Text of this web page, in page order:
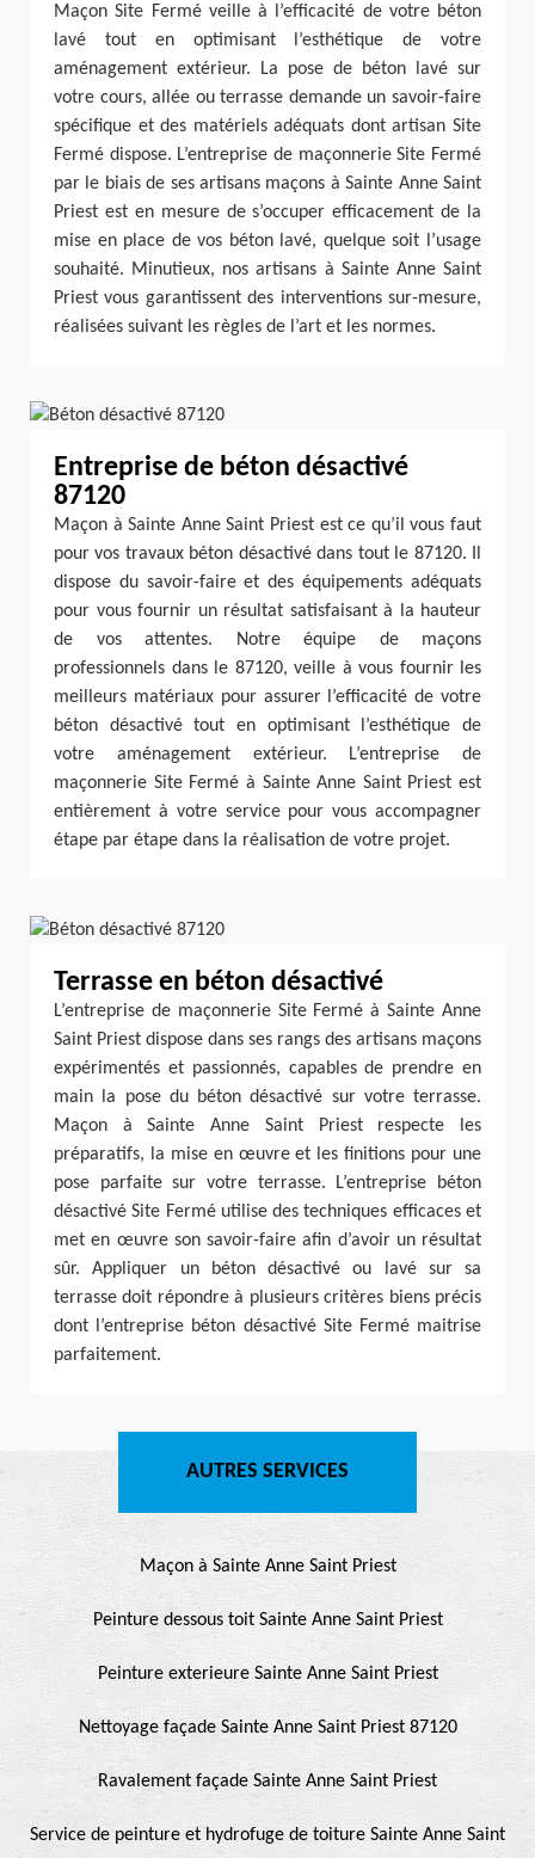
Maçon Site Fermé veille à l’efficacité de votre béton
lavé tout en optimisant l’esthétique de votre
aménagement extérieur. La pose de béton lavé sur
votre cours, allée ou terrasse demande un savoir-faire
spécifique et des matériels adéquats dont artisan Site
Fermé dispose. L’entreprise de maçonnerie Site Fermé
par le biais de ses artisans maçons à Sainte Anne Saint
Priest est en mesure de s’occuper efficacement de la
mise en place de vos béton lavé, quelque soit l’usage
souhaité. Minutieux, nos artisans à Sainte Anne Saint
Priest vous garantissent des interventions sur-mesure,
réalisées suivant les règles de l’art et les normes.
Entreprise de béton désactivé
87120
Maçon à Sainte Anne Saint Priest est ce qu’il vous faut
pour vos travaux béton désactivé dans tout le 87120. Il
dispose du savoir-faire et des équipements adéquats
pour vous fournir un résultat satisfaisant à la hauteur
de vos attentes. Notre équipe de maçons
professionnels dans le 87120, veille à vous fournir les
meilleurs matériaux pour assurer l’efficacité de votre
béton désactivé tout en optimisant l’esthétique de
votre aménagement extérieur. L’entreprise de
maçonnerie Site Fermé à Sainte Anne Saint Priest est
entièrement à votre service pour vous accompagner
étape par étape dans la réalisation de votre projet.
Terrasse en béton désactivé
L’entreprise de maçonnerie Site Fermé à Sainte Anne
Saint Priest dispose dans ses rangs des artisans maçons
expérimentés et passionnés, capables de prendre en
main la pose du béton désactivé sur votre terrasse.
Maçon à Sainte Anne Saint Priest respecte les
préparatifs, la mise en œuvre et les finitions pour une
pose parfaite sur votre terrasse. L’entreprise béton
désactivé Site Fermé utilise des techniques efficaces et
met en œuvre son savoir-faire afin d’avoir un résultat
sûr. Appliquer un béton désactivé ou lavé sur sa
terrasse doit répondre à plusieurs critères biens précis
dont l’entreprise béton désactivé Site Fermé maitrise
parfaitement.
AUTRES SERVICES
Maçon à Sainte Anne Saint Priest
Peinture dessous toit Sainte Anne Saint Priest
Peinture exterieure Sainte Anne Saint Priest
Nettoyage façade Sainte Anne Saint Priest 87120
Ravalement façade Sainte Anne Saint Priest
Service de peinture et hydrofuge de toiture Sainte Anne Saint